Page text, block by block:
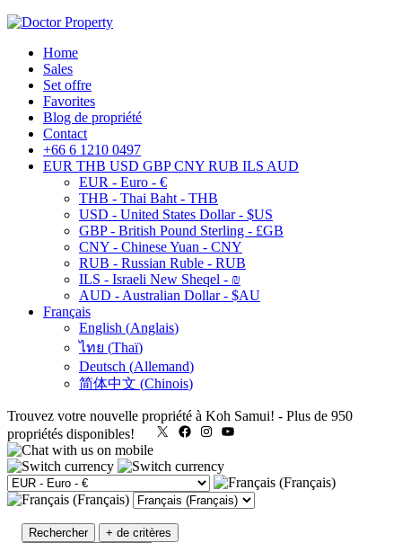
Home
Sales
Set offre
Favorites
Blog de propriété
Contact
+66 6 1210 0497
EUR THB USD GBP CNY RUB ILS AUD
EUR - Euro - €
THB - Thai Baht - THB
USD - United States Dollar - $US
GBP - British Pound Sterling - £GB
CNY - Chinese Yuan - CNY
RUB - Russian Ruble - RUB
ILS - Israeli New Sheqel - ₪
AUD - Australian Dollar - $AU
Français
English (Anglais)
ไทย (Thaï)
Deutsch (Allemand)
简体中文 (Chinois)
Trouvez votre nouvelle propriété à Koh Samui! - Plus de 950
propriétés disponibles!
X FacebookInstagram
Rechercher + de critères